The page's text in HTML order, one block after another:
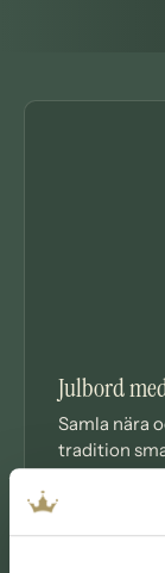
Julbord
Samla nära
tradition